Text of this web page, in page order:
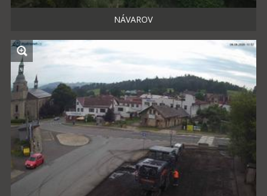
NÁVAROV